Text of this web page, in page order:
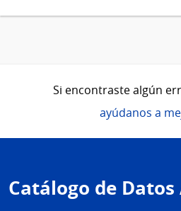
Si encontraste algún
ayúdanos a
de
página
Catálogo de